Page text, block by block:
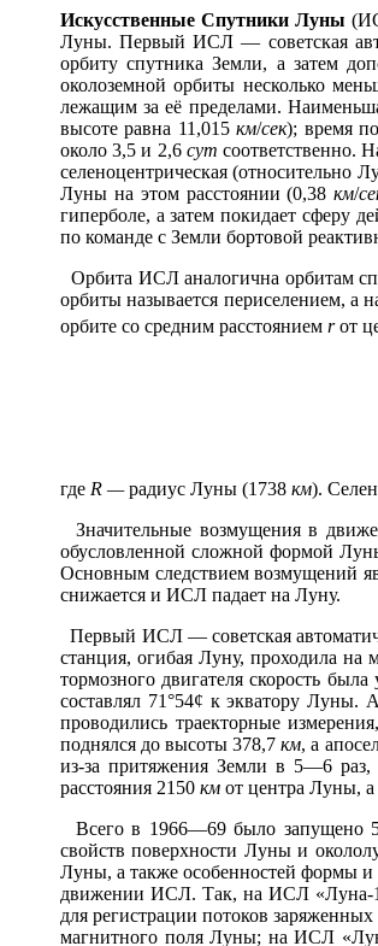
Искусственные Спутники Луны
Луны. Первый ИСЛ — советская
орбиту спутника Земли, а затем
околоземной орбиты несколько
лежащим за её пределами.
высоте равна 11,015км/сек); время
около 3,5 и 2,6 сут соответственно.
селеноцентрическая (относительно
Луны на этом расстоянии (0,38км/
гиперболе, а затем покидает сферу
по команде с Земли бортовой
Орбита ИСЛ аналогична орбитам
орбиты называется периселением, а
орбите со средним расстоянием rот
где R —радиус Луны (1738 км).
Значительные возмущения в
обусловленной сложной формой
Основным следствием возмущений
снижается и ИСЛ падает на Луну.
Первый ИСЛ — советская
станция, огибая Луну, проходила на
тормозного двигателя скорость
составлял 71°54¢ к экватору Луны.
проводились траекторные
поднялся до высоты 378,7км, а
из-за притяжения Земли в 5—6 раз,
расстояния 2150 км от центра Луны, а
Всего в 1966—69 было запущено 5
свойств поверхности Луны и
Луны, а также особенностей формы и
движении ИСЛ. Так, на ИСЛ «Луна-
для регистрации потоков
магнитного поля Луны; на ИСЛ